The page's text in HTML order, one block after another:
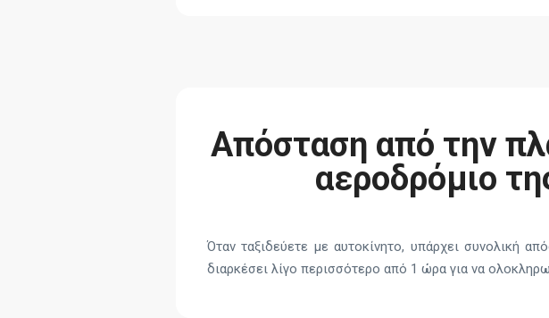
Απόσταση από την
αεροδρόμιο
Όταν ταξιδεύετε με αυτοκίνητο, υπάρχει συνολική
διαρκέσει λίγο περισσότερο από 1 ώρα για να